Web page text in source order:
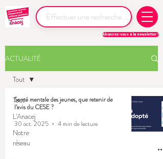
Abonnez-vous à la newsletter !
ACTUALITÉ
Tout
L'Anacej
Notre
réseau
Tout
Santé mentale des jeunes, que retenir de
l’avis du CESE ?
30 oct. 2025
4 min de lecture